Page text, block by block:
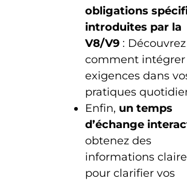
obligations
introduites par la
V8/V9 : Découvrez
comment intégrer
exigences dans
pratiques
Enfin, un temps
d’échange
obtenez des
informations
pour clarifier vos